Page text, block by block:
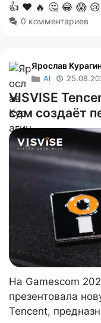
👍 ❤️ 🔥 🤔 😂 😱 😢
0 комментариев
Ярослав
AI
VISVISE
сам создаёт
На Gamescom
презентовала
Tencent,